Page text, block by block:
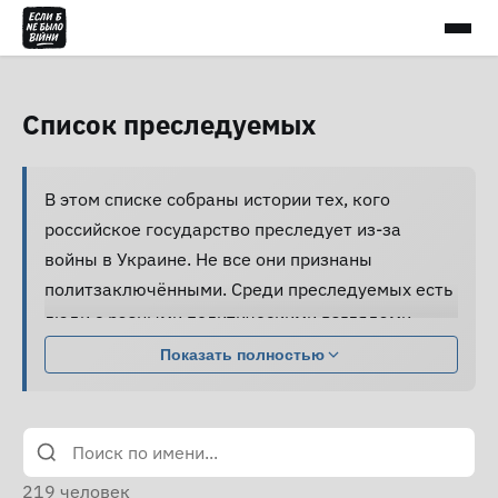
Список преследуемых
В этом списке собраны истории тех, кого
российское государство преследует из-за
войны в Украине. Не все они признаны
политзаключёнными. Среди преследуемых есть
люди с разными политическими взглядами,
совершившие разные поступки.
жестокому обращению и пыткам, принуждаются
к признанию вины и не получают нормальной
юридической помощи, а правозащитники не
Показать полностью
219 человек